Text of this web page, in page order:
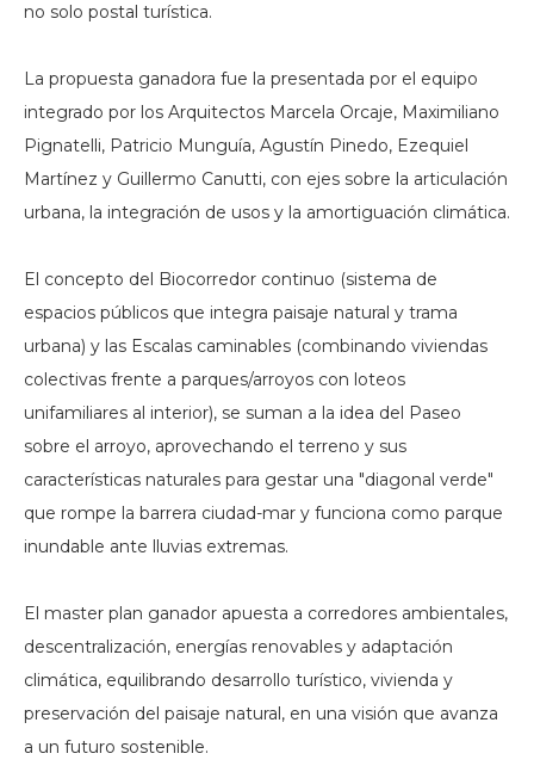
no solo postal turística.
La propuesta ganadora fue la presentada por el equipo
integrado por los Arquitectos Marcela Orcaje, Maximiliano
Pignatelli, Patricio Munguía, Agustín Pinedo, Ezequiel
Martínez y Guillermo Canutti, con ejes sobre la articulación
urbana, la integración de usos y la amortiguación climática.
El concepto del Biocorredor continuo (sistema de
espacios públicos que integra paisaje natural y trama
urbana) y las Escalas caminables (combinando viviendas
colectivas frente a parques/arroyos con loteos
unifamiliares al interior), se suman a la idea del Paseo
sobre el arroyo, aprovechando el terreno y sus
características naturales para gestar una "diagonal verde"
que rompe la barrera ciudad-mar y funciona como parque
inundable ante lluvias extremas.
El master plan ganador apuesta a corredores ambientales,
descentralización, energías renovables y adaptación
climática, equilibrando desarrollo turístico, vivienda y
preservación del paisaje natural, en una visión que avanza
a un futuro sostenible.